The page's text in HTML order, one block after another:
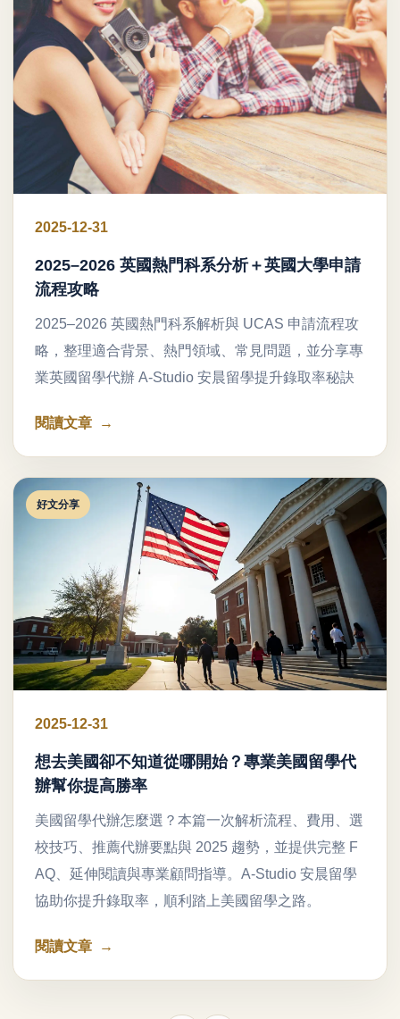
2025-12-31
2025–2026 英國熱門科系分析＋英國大學申請
流程攻略
2025–2026 英國熱門科系解析與 UCAS 申請流程攻
略，整理適合背景、熱門領域、常見問題，並分享專
業英國留學代辦 A-Studio 安晨留學提升錄取率秘訣
閱讀文章
好文分享
2025-12-31
想去美國卻不知道從哪開始？專業美國留學代
辦幫你提高勝率
美國留學代辦怎麼選？本篇一次解析流程、費用、選
校技巧、推薦代辦要點與 2025 趨勢，並提供完整 F
AQ、延伸閱讀與專業顧問指導。A-Studio 安晨留學
協助你提升錄取率，順利踏上美國留學之路。
閱讀文章